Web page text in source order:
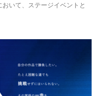
いて、ステージイベントと